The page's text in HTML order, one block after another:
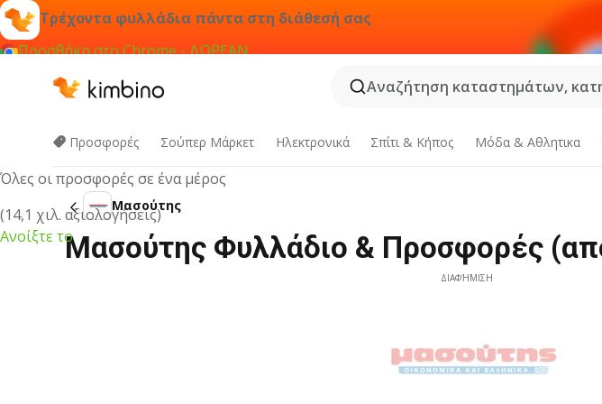
Τρέχοντα φυλλάδια πάντα στη διάθεσή σας
Προσθήκη στο Chrome - ΔΩΡΕΑΝ
Εφαρμογή Kimbino
Όλες οι προσφορές σε ένα μέρος
(14,1 χιλ. αξιολογήσεις)
Ανοίξτε το
Αναζήτηση καταστημάτων,
Προσφορές Σούπερ Μάρκετ Hλεκτρονικά Σπίτι & Κήπος Μόδα & Aθλητικα
Μασούτης
Μασούτης Φυλλάδιο & Προσφορές
ΔΙΑΦΉΜΙΣΗ